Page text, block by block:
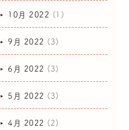
10月 2022 (1)
9月 2022 (3)
6月 2022 (3)
5月 2022 (3)
4月 2022 (2)